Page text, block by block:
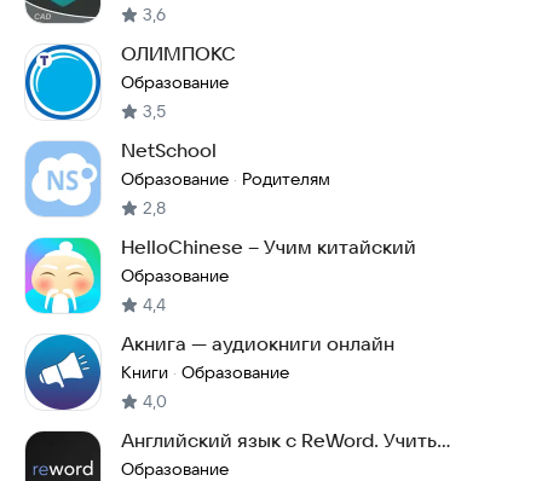
3,6
ОЛИМПОКС
Образование
3,5
NetSchool
Образование · Родителям
2,8
HelloChinese – Учим китайский
Образование
4,4
Акнига — аудиокниги онлайн
Книги · Образование
4,0
Английский язык с ReWord. Учить
английские слова
Образование